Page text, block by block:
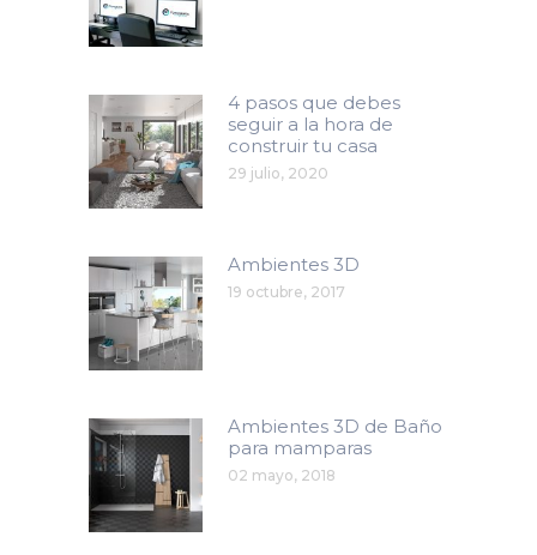
4 pasos que debes
seguir a la hora de
construir tu casa
29 julio, 2020
Ambientes 3D
19 octubre, 2017
Ambientes 3D de Baño
para mamparas
02 mayo, 2018